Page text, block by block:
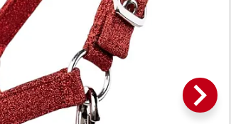
keyboard_arrow_right